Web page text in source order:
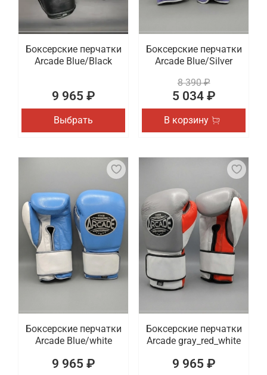
Боксерские перчатки
Arcade Blue/Black
9 965 ₽
Выбрать
Боксерские перчатки
Arcade Blue/Silver
8 390 ₽
5 034 ₽
В корзину
Боксерские перчатки
Arcade Blue/white
9 965 ₽
Боксерские перчатки
Arcade gray_red_white
9 965 ₽